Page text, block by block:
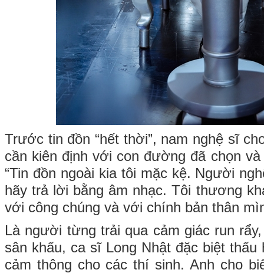
Trước tin đồn “hết thời”, nam nghệ sĩ
cần kiên định với con đường đã chọn
“Tin đồn ngoài kia tôi mặc kệ. Người
hãy trả lời bằng âm nhạc. Tôi thương
với công chúng và với chính bản thân
Là người từng trải qua cảm giác run
sân khấu, ca sĩ Long Nhật đặc biệt thấu
cảm thông cho các thí sinh. Anh cho